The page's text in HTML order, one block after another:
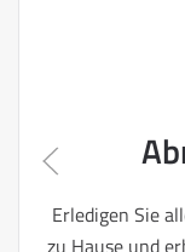
Erledigen Sie
zu Hause und